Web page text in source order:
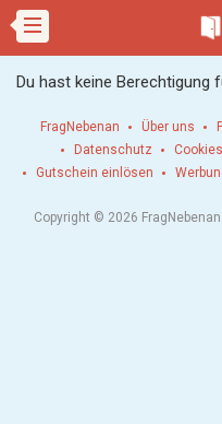
Du hast keine Berechtigung
FragNebenan Über uns
Datenschutz
Cookies
Gutschein einlösen
Copyright © 2026